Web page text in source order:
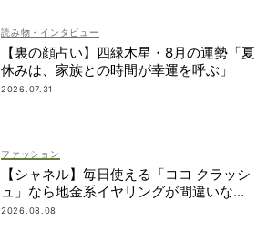
読み物・インタビュー
【裏の顔占い】四緑木星・8月の運勢「夏
休みは、家族との時間が幸運を呼ぶ」
2026.07.31
ファッション
【シャネル】毎日使える「ココ クラッシ
ュ」なら地金系イヤリングが間違いな
い！
2026.08.08